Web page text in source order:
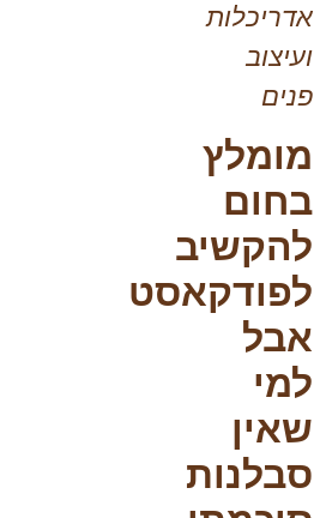
אדריכלות
ועיצוב
פנים
מומלץ
בחום
להקשיב
לפודקאסט
אבל
למי
שאין
סבלנות